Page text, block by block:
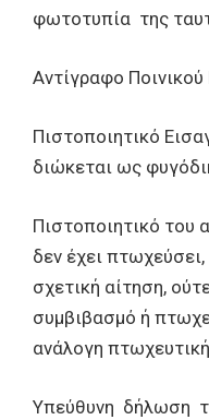
φωτοτυπία της
Αντίγραφο
Πιστοποιητικό
διώκεται ως
Πιστοποιητικό του
δεν έχει πτωχεύσει,
σχετική αίτηση,
συμβιβασμό ή
ανάλογη
Υπεύθυνη δήλωση